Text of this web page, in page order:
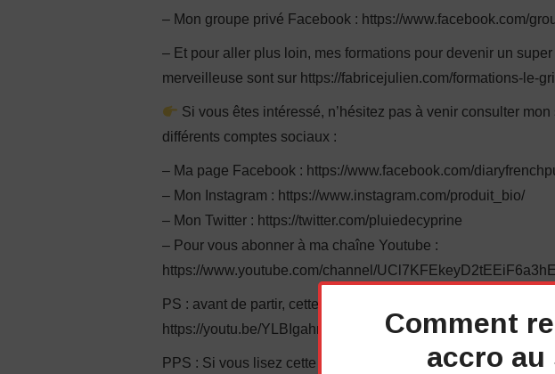
– Mon groupe privé Facebook : https://www.facebook.com/
– Et pour aller plus loin, mes formations pour devenir un
merveilleuse sont sur https://fabricejulien.com/formations-le-
Si vous êtes intéressé, n’hésitez pas à venir consulter
différents comptes sociaux :
– Ma page Facebook : https://www.facebook.com/
– Mon Instagram : https://www.instagram.com/produit_bio/
– Mon Twitter : https://twitter.com/pluiedecyprine
– Pour vous abonner à ma chaîne Youtube :
https://www.youtube.com/channel/
PS : avant de partir, cette autre vidéo pourrait bien vous
https://youtu.be/YLBIgahnLVk
PPS : Si vous lisez cette ligne, écrivez « #teamcyprine »
Comment
accro au